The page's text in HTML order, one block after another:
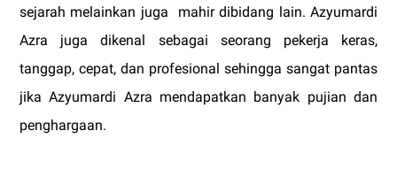
sejarah melainkan juga
mahir dibidang lain. Azyumardi
Azra juga dikenal sebagai seorang pekerja keras,
tanggap, cepat, dan profesional sehingga sangat pantas
jika Azyumardi Azra mendapatkan banyak pujian dan
penghargaan.